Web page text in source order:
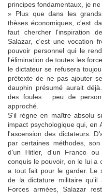
principes fondamentaux, je
» Plus que dans les
thèses économiques, c'est
faut chercher l'inspiration
Salazar, c'est une vocation
pouvoir personnel qui le
l'élimination de toutes les
le dictateur se refusera
prétexte de ne pas ajouter
dauphin présumé aurait
des foules : peu de
approché.
S'il règne en maître absolu
impact psychologique qui, en
l'ascension des dictateurs.
par certaines méthodes,
d'un Hitler, d'un Franco
conquis le pouvoir, on le lui a
a tout fait pour le garder. Le
de la dictature militaire qu'il
Forces armées, Salazar